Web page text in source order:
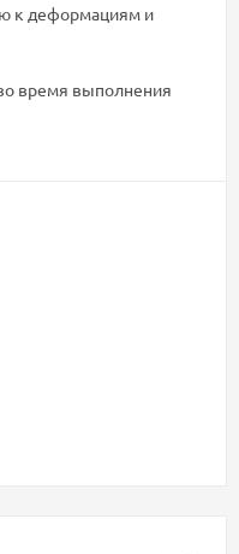
к деформациям и
время выполнения